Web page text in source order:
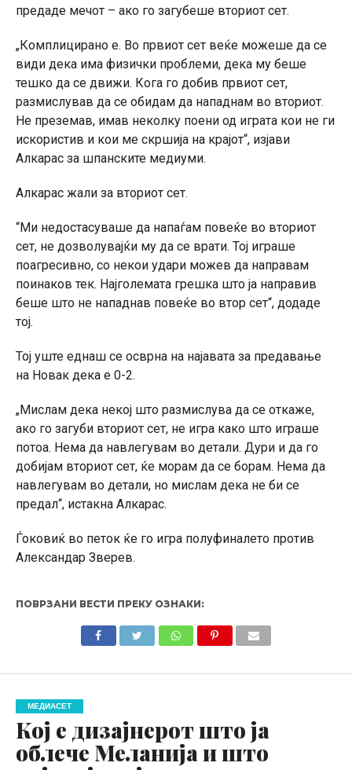
предаде мечот – ако го загубеше вториот сет.
„Комплицирано е. Во првиот сет веќе можеше да се
види дека има физички проблеми, дека му беше
тешко да се движи. Кога го добив првиот сет,
размислував да се обидам да нападнам во вториот.
Не преземав, имав неколку поени од играта кои не ги
искористив и кои ме скршија на крајот“, изјави
Алкарас за шпанските медиуми.
Алкарас жали за вториот сет.
“Ми недостасуваше да напаѓам повеќе во вториот
сет, не дозволувајќи му да се врати. Тој играше
поагресивно, со некои удари можев да направам
поинаков тек. Најголемата грешка што ја направив
беше што не нападнав повеќе во втор сет“, додаде
тој.
Тој уште еднаш се осврна на најавата за предавање
на Новак дека е 0-2.
„Мислам дека некој што размислува да се откаже,
ако го загуби вториот сет, не игра како што играше
потоа. Нема да навлегувам во детали. Дури и да го
добијам вториот сет, ќе морам да се борам. Нема да
навлегувам во детали, но мислам дека не би се
предал“, истакна Алкарас.
Ѓоковиќ во петок ќе го игра полуфиналето против
Александар Зверев.
ПОВРЗАНИ ВЕСТИ ПРЕКУ ОЗНАКИ:
МЕДИАСЕТ
Кој е дизајнерот што ја
облече Меланија и што